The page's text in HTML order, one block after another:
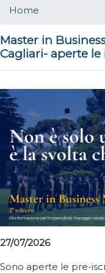
Home
Master in
Cagliari- aperte
27/07/2026
Sono aperte le pre-